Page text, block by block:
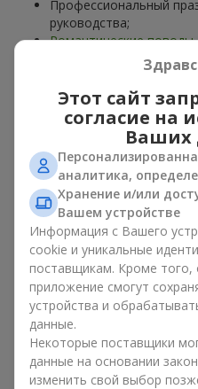
Профессиональный
руководства;
Романтические поводы
Корпоративные
партнёру.
Цветочная корзина —
возраста. Стильные ручные
передать любые эмоции:
поддержку,любовь
Виды
Дачное :
Ассортимент цветочных
варианты на любой вкус:
Классические
хризантемв строгих
Этот сайт
согласие на
Ваших
аналитика,
Хранение и/или
Вашем устройстве
Информация с Вашего
cookie и уникальные
поставщикам. Кроме того,
приложение смогут
устройства и
данные.
Некоторые поставщики
данные на основании
изменить свой выбор